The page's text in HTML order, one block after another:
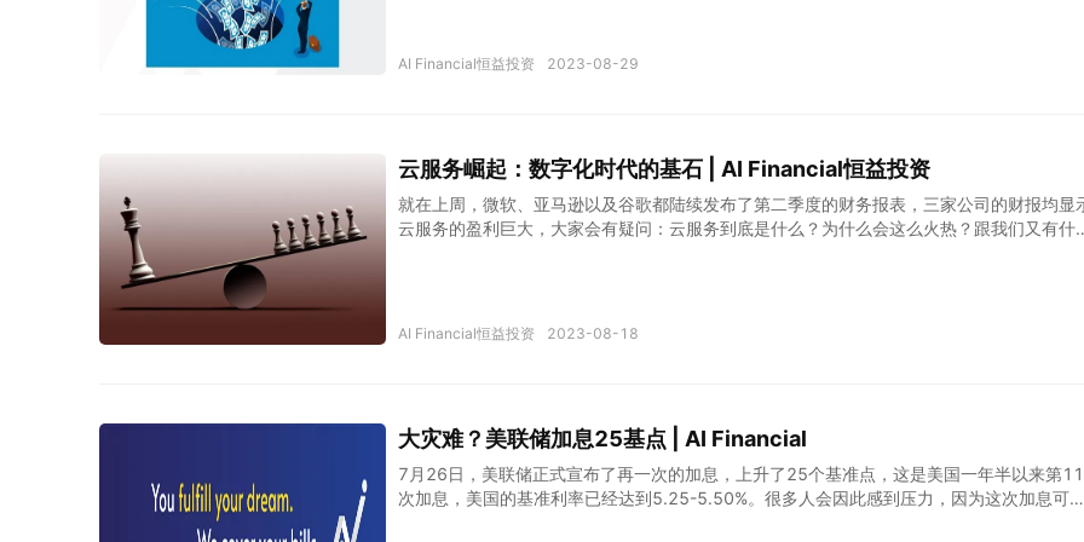
AI Financial恒益投资 2023-08-29
云服务崛起：数字化时代的基石 | AI Financial恒益投资
就在上周，微软、亚马逊以及谷歌都陆续发布了第二季度的财务报表，三家公司的财报均显
云服务的盈利巨大，大家会有疑问：云服务到底是什么？为什么会这么火热？跟我们又有什
AI Financial恒益投资 2023-08-18
大灾难？美联储加息25基点 | AI Financial
7月26日，美联储正式宣布了再一次的加息，上升了25个基准点，这是美国一年半以来第11
次加息，美国的基准利率已经达到5.25-5.50%。很多人会因此感到压力，因为这次加息可能